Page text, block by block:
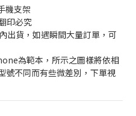
機支架
印必究
出貨，如遇瞬間大量訂單，可
為範本，所示之圖樣將依相
號不同而有些微差別，下單視